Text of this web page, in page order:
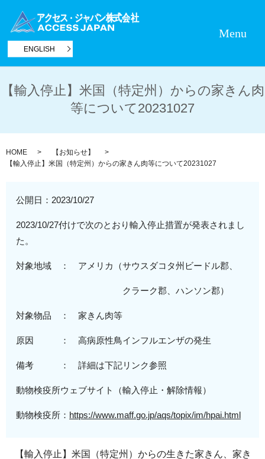
ENGLISH
Menu
【輸入停止】米国（特定州）からの家きん肉
等について20231027
HOME
【お知らせ】
【輸入停止】米国（特定州）からの家きん肉等について20231027
公開日： 2023/10/27
2023/10/27付けで次のとおり輸入停止措置が発表されまし
た。
対象地域 ： アメリカ（サウスダコタ州 ビードル郡、
クラーク郡、ハンソン郡）
対象物品 ： 家きん肉等
原因 ： 高病原性鳥インフルエンザの発生
備考 ： 詳細は下記リンク参照
動物検疫所ウェブサイト（輸入停止・解除情報）
動物検疫所： https://www.maff.go.jp/aqs/topix/im/hpai.html
【輸入停止】米国（特定州）からの生きた家きん、家き